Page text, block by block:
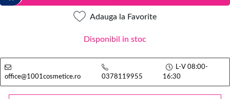
Adauga la Favorite
Disponibil in stoc
office@1001cosmetice.ro 0378119955
L-V 08:00-
16:30